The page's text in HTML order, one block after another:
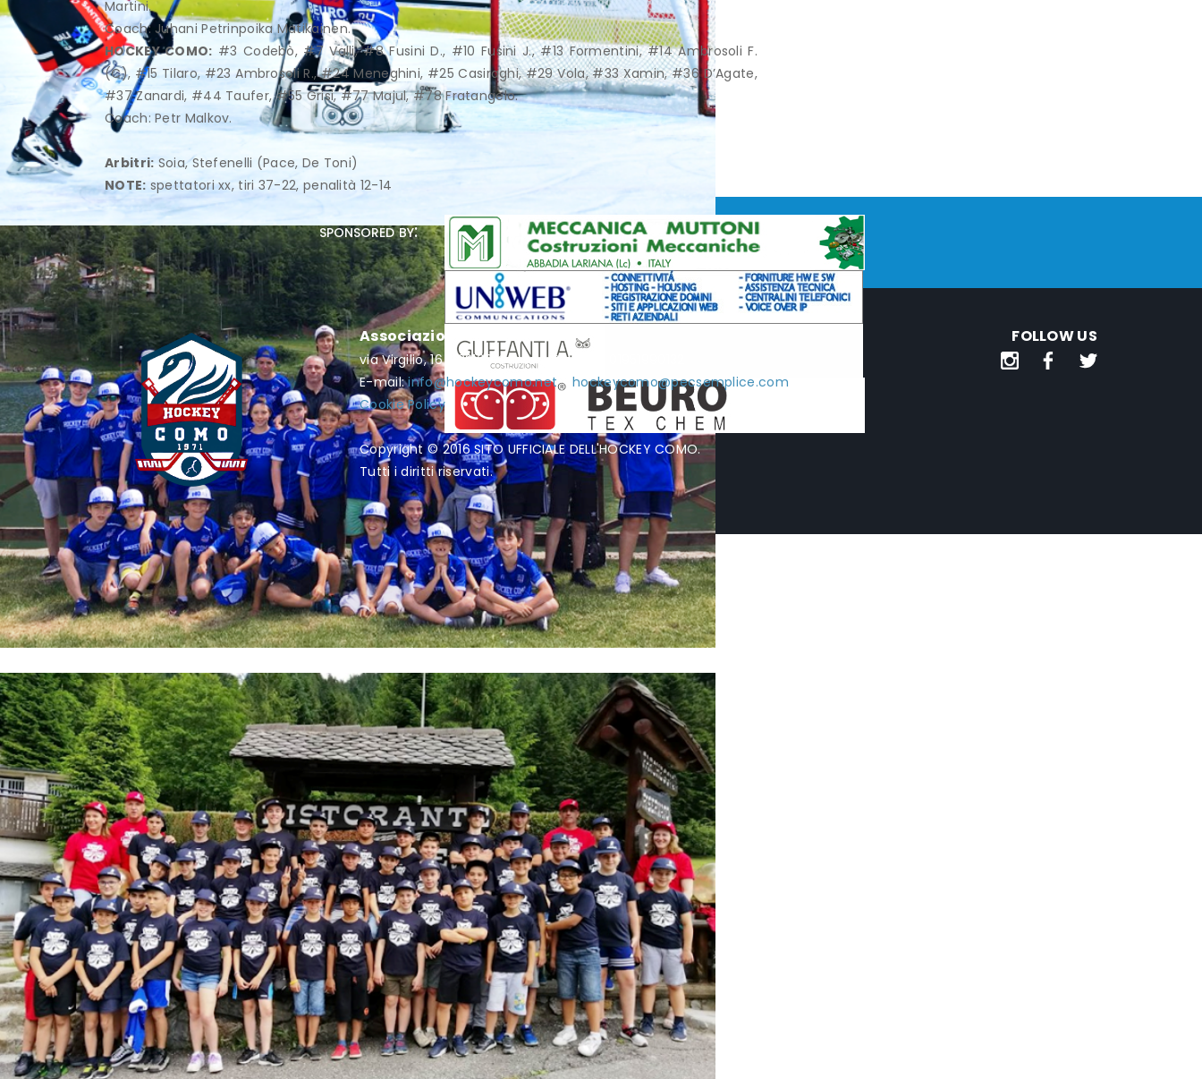
Martini.
Coach: Juhani Petrinpoika Matikainen.
HOCKEY COMO: #3 Codebò, #7 Valli, #8 Fusini D., #10 Fusini J., #13 Formentini, #14 Ambrosoli F.
(C), #15 Tilaro, #23 Ambrosoli R., #24 Meneghini, #25 Casiraghi, #29 Vola, #33 Xamin, #36 D’Agate,
#37 Zanardi, #44 Taufer, #55 Grisi, #77 Majul, #78 Fratangelo.
Coach: Petr Malkov.
Arbitri: Soia, Stefenelli (Pace, De Toni)
NOTE:spettatori xx, tiri 37-22, penalità 12-14
sponsored by:
Associazione Hockey Como
via Virgilio, 16 - 22100 Como - P.I. / C.F. 01951990132
E-mail:info@hockeycomo.net-hockeycomo@pecsemplice.com
Cookie Policy
Copyright © 2016 SITO UFFICIALE DELL'HOCKEY COMO.
Tutti i diritti riservati.
FOLLOW US